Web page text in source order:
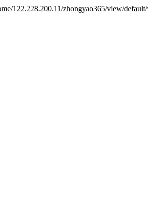
122.228.200.11/zhongyao365/view/default/